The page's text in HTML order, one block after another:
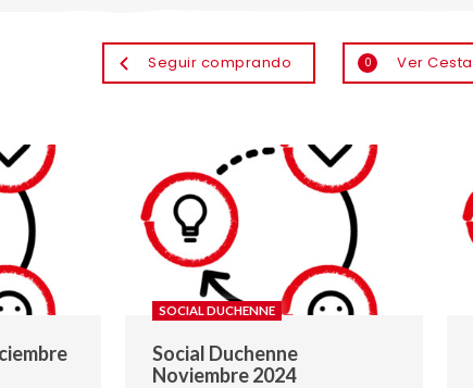
Seguir comprando 0 Ver Cesta
SOCIAL DUCHENNE
Social Duchenne
Noviembre 2024